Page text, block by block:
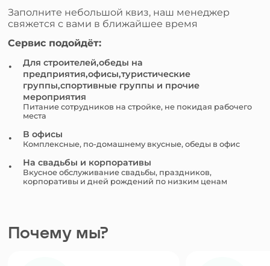
Заполните небольшой квиз, наш менеджер
свяжется с вами в ближайшее время
Сервис подойдёт:
Для строителей,обеды на
предприятия,офисы,туристические
группы,спортивные группы и прочие
мероприятия
Питание сотрудников на стройке, не покидая рабочего
места
В офисы
Комплексные, по-домашнему вкусные, обеды в офис
На свадьбы и корпоративы
Вкусное обслуживание свадьбы, праздников,
корпоративы и дней рождений по низким ценам
Почему мы?